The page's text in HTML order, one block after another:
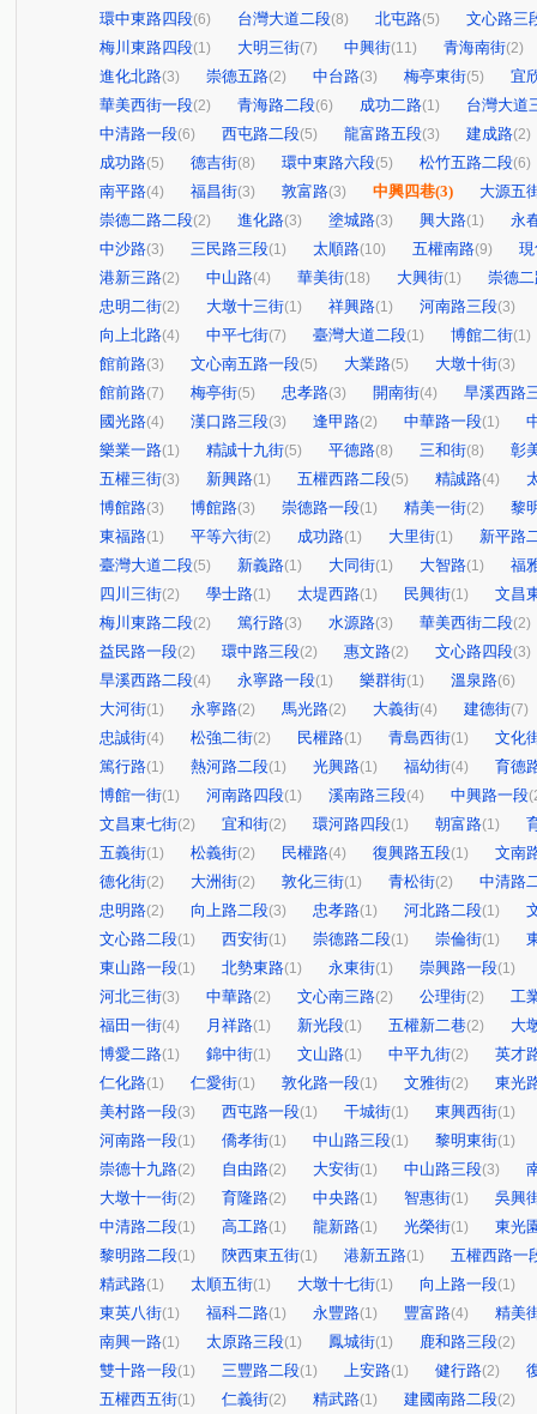
環中東路四段(6) 台灣大道二段(8) 北屯路(5)
文心路三
梅川東路四段(1) 大明三街(7) 中興街(11) 青海南街(2)
進化北路(3) 崇德五路(2) 中台路(3) 梅亭東街(5)
宜
華美西街一段(2) 青海路二段(6) 成功二路(1)
台灣大道
中清路一段(6) 西屯路二段(5) 龍富路五段(3) 建成路(2)
成功路(5) 德吉街(8) 環中東路六段(5) 松竹五路二段(6)
南平路(4) 福昌街(3) 敦富路(3) 中興四巷(3)
大源五
崇德二路二段(2) 進化路(3) 塗城路(3) 興大路(1)
永
中沙路(3) 三民路三段(1) 太順路(10) 五權南路(9)
港新三路(2) 中山路(4) 華美街(18) 大興街(1)
崇德
忠明二街(2) 大墩十三街(1) 祥興路(1) 河南路三段(3)
向上北路(4) 中平七街(7) 臺灣大道二段(1) 博館二街(1)
館前路(3) 文心南五路一段(5) 大業路(5) 大墩十街(3)
館前路(7) 梅亭街(5) 忠孝路(3) 開南街(4)
旱溪西路
國光路(4) 漢口路三段(3) 逢甲路(2) 中華路一段(1)
樂業一路(1) 精誠十九街(5) 平德路(8) 三和街(8)
彰
五權三街(3) 新興路(1) 五權西路二段(5) 精誠路(4)
博館路(3) 博館路(3) 崇德路一段(1) 精美一街(2)
黎
東福路(1) 平等六街(2) 成功路(1) 大里街(1)
新平路
臺灣大道二段(5) 新義路(1) 大同街(1) 大智路(1)
福
四川三街(2) 學士路(1) 太堤西路(1) 民興街(1)
文昌
梅川東路二段(2) 篤行路(3) 水源路(3) 華美西街二段(2)
益民路一段(2) 環中路三段(2) 惠文路(2) 文心路四段(3)
旱溪西路二段(4) 永寧路一段(1) 樂群街(1) 溫泉路(6)
大河街(1) 永寧路(2) 馬光路(2) 大義街(4) 建德街(7)
忠誠街(4) 松強二街(2) 民權路(1) 青島西街(1)
文化
篤行路(1) 熱河路二段(1) 光興路(1) 福幼街(4)
育德
博館一街(1) 河南路四段(1) 溪南路三段(4) 中興路一段
文昌東七街(2) 宜和街(2) 環河路四段(1) 朝富路(1)
五義街(1) 松義街(2) 民權路(4) 復興路五段(1)
文南
德化街(2) 大洲街(2) 敦化三街(1) 青松街(2)
中清路
忠明路(2) 向上路二段(3) 忠孝路(1) 河北路二段(1)
文心路二段(1) 西安街(1) 崇德路二段(1) 崇倫街(1)
東山路一段(1) 北勢東路(1) 永東街(1) 崇興路一段(1)
河北三街(3) 中華路(2) 文心南三路(2) 公理街(2)
工
福田一街(4) 月祥路(1) 新光段(1) 五權新二巷(2)
大
博愛二路(1) 錦中街(1) 文山路(1) 中平九街(2)
英才
仁化路(1) 仁愛街(1) 敦化路一段(1) 文雅街(2)
東光
美村路一段(3) 西屯路一段(1) 干城街(1) 東興西街(1)
河南路一段(1) 僑孝街(1) 中山路三段(1) 黎明東街(1)
崇德十九路(2) 自由路(2) 大安街(1) 中山路三段(3)
大墩十一街(2) 育隆路(2) 中央路(1) 智惠街(1)
吳興
中清路二段(1) 高工路(1) 龍新路(1) 光榮街(1)
東光
黎明路二段(1) 陝西東五街(1) 港新五路(1)
五權西路一
精武路(1) 太順五街(1) 大墩十七街(1) 向上路一段(1)
東英八街(1) 福科二路(1) 永豐路(1) 豐富路(4)
精美
南興一路(1) 太原路三段(1) 鳳城街(1) 鹿和路三段(2)
雙十路一段(1) 三豐路二段(1) 上安路(1) 健行路(2)
五權西五街(1) 仁義街(2) 精武路(1) 建國南路二段(2)